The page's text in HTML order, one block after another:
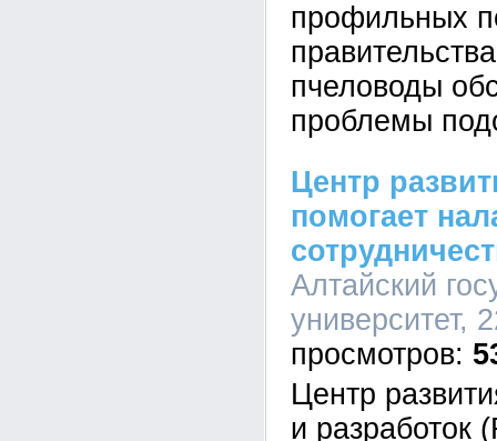
профильных
пчеловоды
проблемы
Центр
помогает
Алтайский
университет,
Центр
и разработок